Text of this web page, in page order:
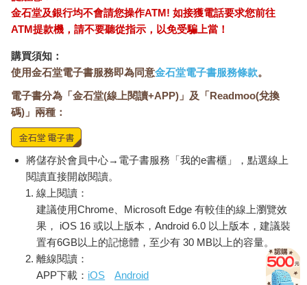
金石堂及銀行均不會請您操作ATM! 如接獲電話要求您前往
ATM提款機，請不要聽從指示，以免受騙上當！
購買須知：
使用金石堂電子書服務即為同意金石堂電子書服務條款。
電子書分為「金石堂(線上閱讀+APP)」及「Readmoo(兌換
碼)」兩種：
將儲存於會員中心→電子書服務「我的e書櫃」，點選線上
閱讀直接開啟閱讀。
線上閱讀：
建議使用Chrome、Microsoft Edge 有較佳的線上瀏覽效
果， iOS 16 或以上版本，Android 6.0 以上版本，建議裝
置有6GB以上的記憶體，至少有 30 MB以上的容量。
離線閱讀：
APP下載： iOS
Android